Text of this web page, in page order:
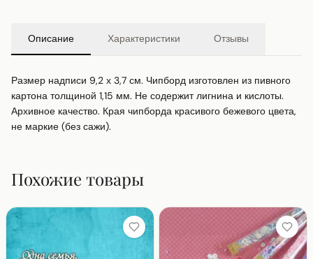
Описание Характеристики Отзывы
Размер надписи 9,2 х 3,7 см. Чипборд изготовлен из пивного
картона толщиной 1,15 мм. Не содержит лигнина и кислоты.
Архивное качество. Края чипборда красивого бежевого цвета,
не маркие (без сажи).
Похожие товары